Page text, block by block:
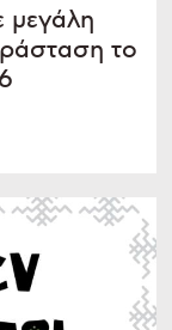
μεγάλη
το